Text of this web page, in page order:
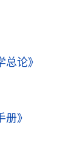
总论》
册》